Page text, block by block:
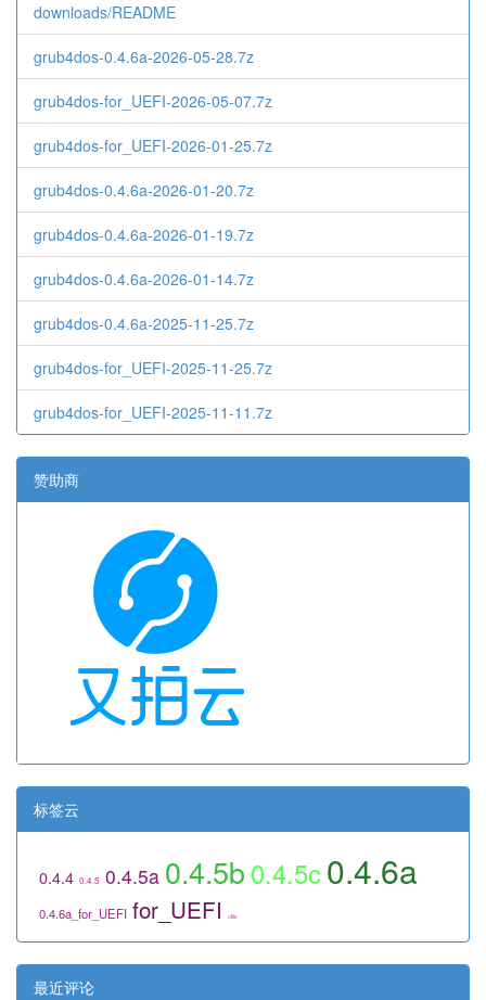
downloads/README
grub4dos-0.4.6a-2026-05-28.7z
grub4dos-for_UEFI-2026-05-07.7z
grub4dos-for_UEFI-2026-01-25.7z
grub4dos-0.4.6a-2026-01-20.7z
grub4dos-0.4.6a-2026-01-19.7z
grub4dos-0.4.6a-2026-01-14.7z
grub4dos-0.4.6a-2025-11-25.7z
grub4dos-for_UEFI-2025-11-25.7z
grub4dos-for_UEFI-2025-11-11.7z
赞助商
标签云
0.4.4 0.4.5 0.4.5a 0.4.5b 0.4.5c0.4.6a
0.4.6a_for_UEFI for_UEFI utils
最近评论